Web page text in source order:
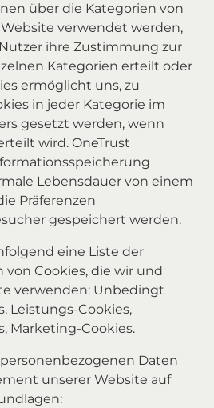
über die Kategorien von
verwendet werden,
ihre Zustimmung zur
Kategorien erteilt oder
ermöglicht uns, zu
in jeder Kategorie im
gesetzt werden, wenn
wird. OneTrust
Lebensdauer von einem
Präferenzen
gespeichert werden.
eine Liste der
Cookies, die wir und
verwenden: Unbedingt
Leistungs-Cookies,
Marketing-Cookies.
Daten
unserer Website auf